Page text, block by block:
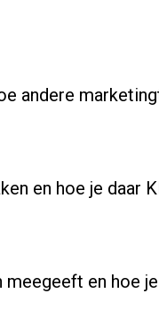
andere
en hoe je daar
en hoe